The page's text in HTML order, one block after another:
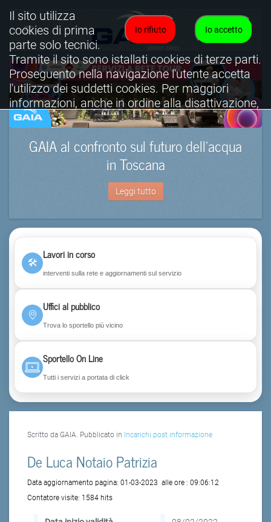
GAIA al confronto sul futuro dell’acqua
in Toscana
Leggi tutto
🛠
Lavori in corso
interventi sulla rete e aggiornamenti sul servizio
Uffici al pubblico
Trova lo sportello più vicino
Sportello On Line
Tutti i servizi a portata di click
Scritto da GAIA. Pubblicato in Incarichi post informazione
De Luca Notaio Patrizia
Data aggiornamento pagina: 01-03-2023 alle ore : 09:06:12
Contatore visite: 1584 hits
Io accetto
Io rifiuto
Il sito utilizza
cookies di prima
parte solo tecnici.
Tramite il sito sono istallati cookies di terze parti.
Proseguento nella navigazione l'utente accetta
l'utilizzo dei suddetti cookies. Per maggiori
informazioni, anche in ordine alla disattivazione,
è possibile consultare l'informativa cookies
completa.
Visualizza informativa completa.